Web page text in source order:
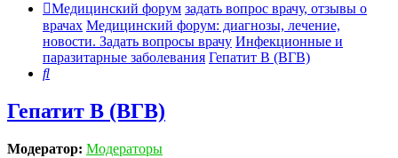
Медицинский форум задать вопрос врачу, отзывы о
врачах Медицинский форум: диагнозы, лечение,
новости. Задать вопросы врачу Инфекционные и
паразитарные заболевания Гепатит B (ВГВ)
Поиск
Гепатит B (ВГВ)
Модератор: Модераторы